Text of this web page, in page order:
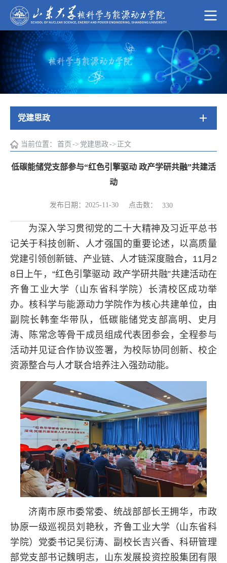
党建思政
当前位置： 首页 -> 党建思政-> 正文
低碳能储党支部参与“红色引擎驱动 政产学研共融”共建活
动
发布日期：2025-11-30 点击数： 330
为深入学习贯彻党的二十大精神及习近平总书
记关于科技创新、人才强国的重要论述，以高质量
党建引领创新链、产业链、人才链深度融合， 11月 2
8 日上午，“红色引擎驱动 政产学研共融”共建活动在
齐鲁工业大学（山东省科学院）长清校区成功举
办。核科学与能源动力学院作为核心共建单位，由
副院长韩奎华带队，低碳能储党支部高明、史月
涛、陈常念等骨干成员组成代表团参会，全程参与
活动并见证合作协议签署，为校际协同创新、校企
资源整合与人才联合培养注入强劲动能。
济南市原市委常委、统战部部长王拥华，市政
协原一级巡视员刘艳秋，齐鲁工业大学（山东省科
学院）党委书记吴衍涛、副校长吉兴香、科研管理
部党支部书记魏明志，山东发展投资控股集团有限